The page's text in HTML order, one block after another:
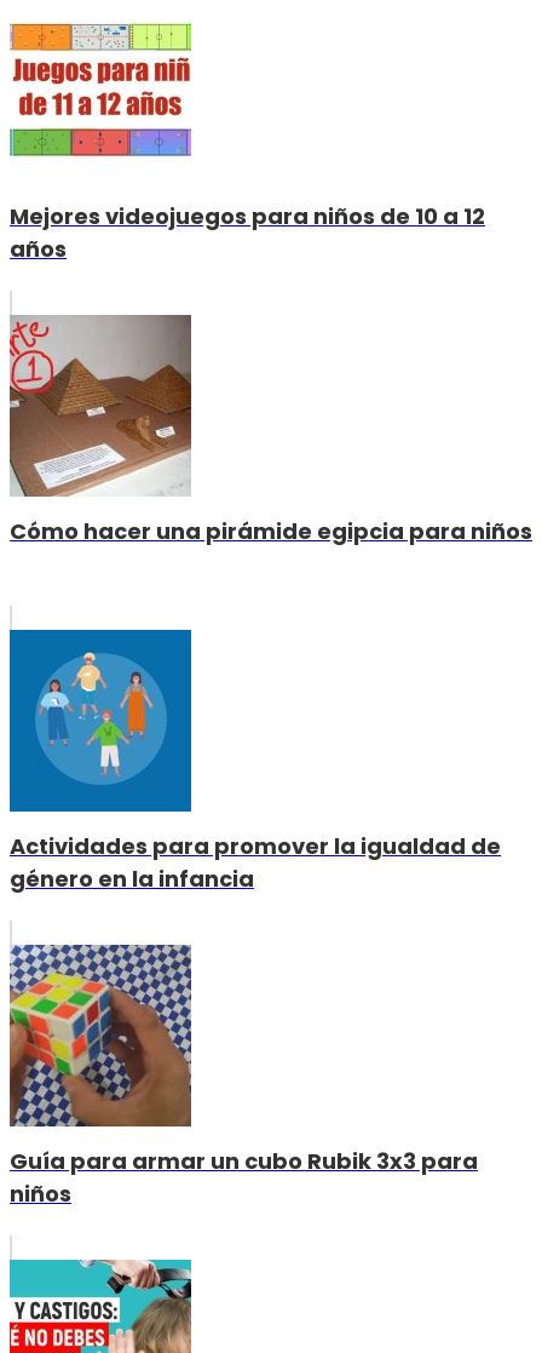
Mejores videojuegos para niños de 10 a 12
años
Cómo hacer una pirámide egipcia para niños
Actividades para promover la igualdad de
género en la infancia
Guía para armar un cubo Rubik 3x3 para
niños